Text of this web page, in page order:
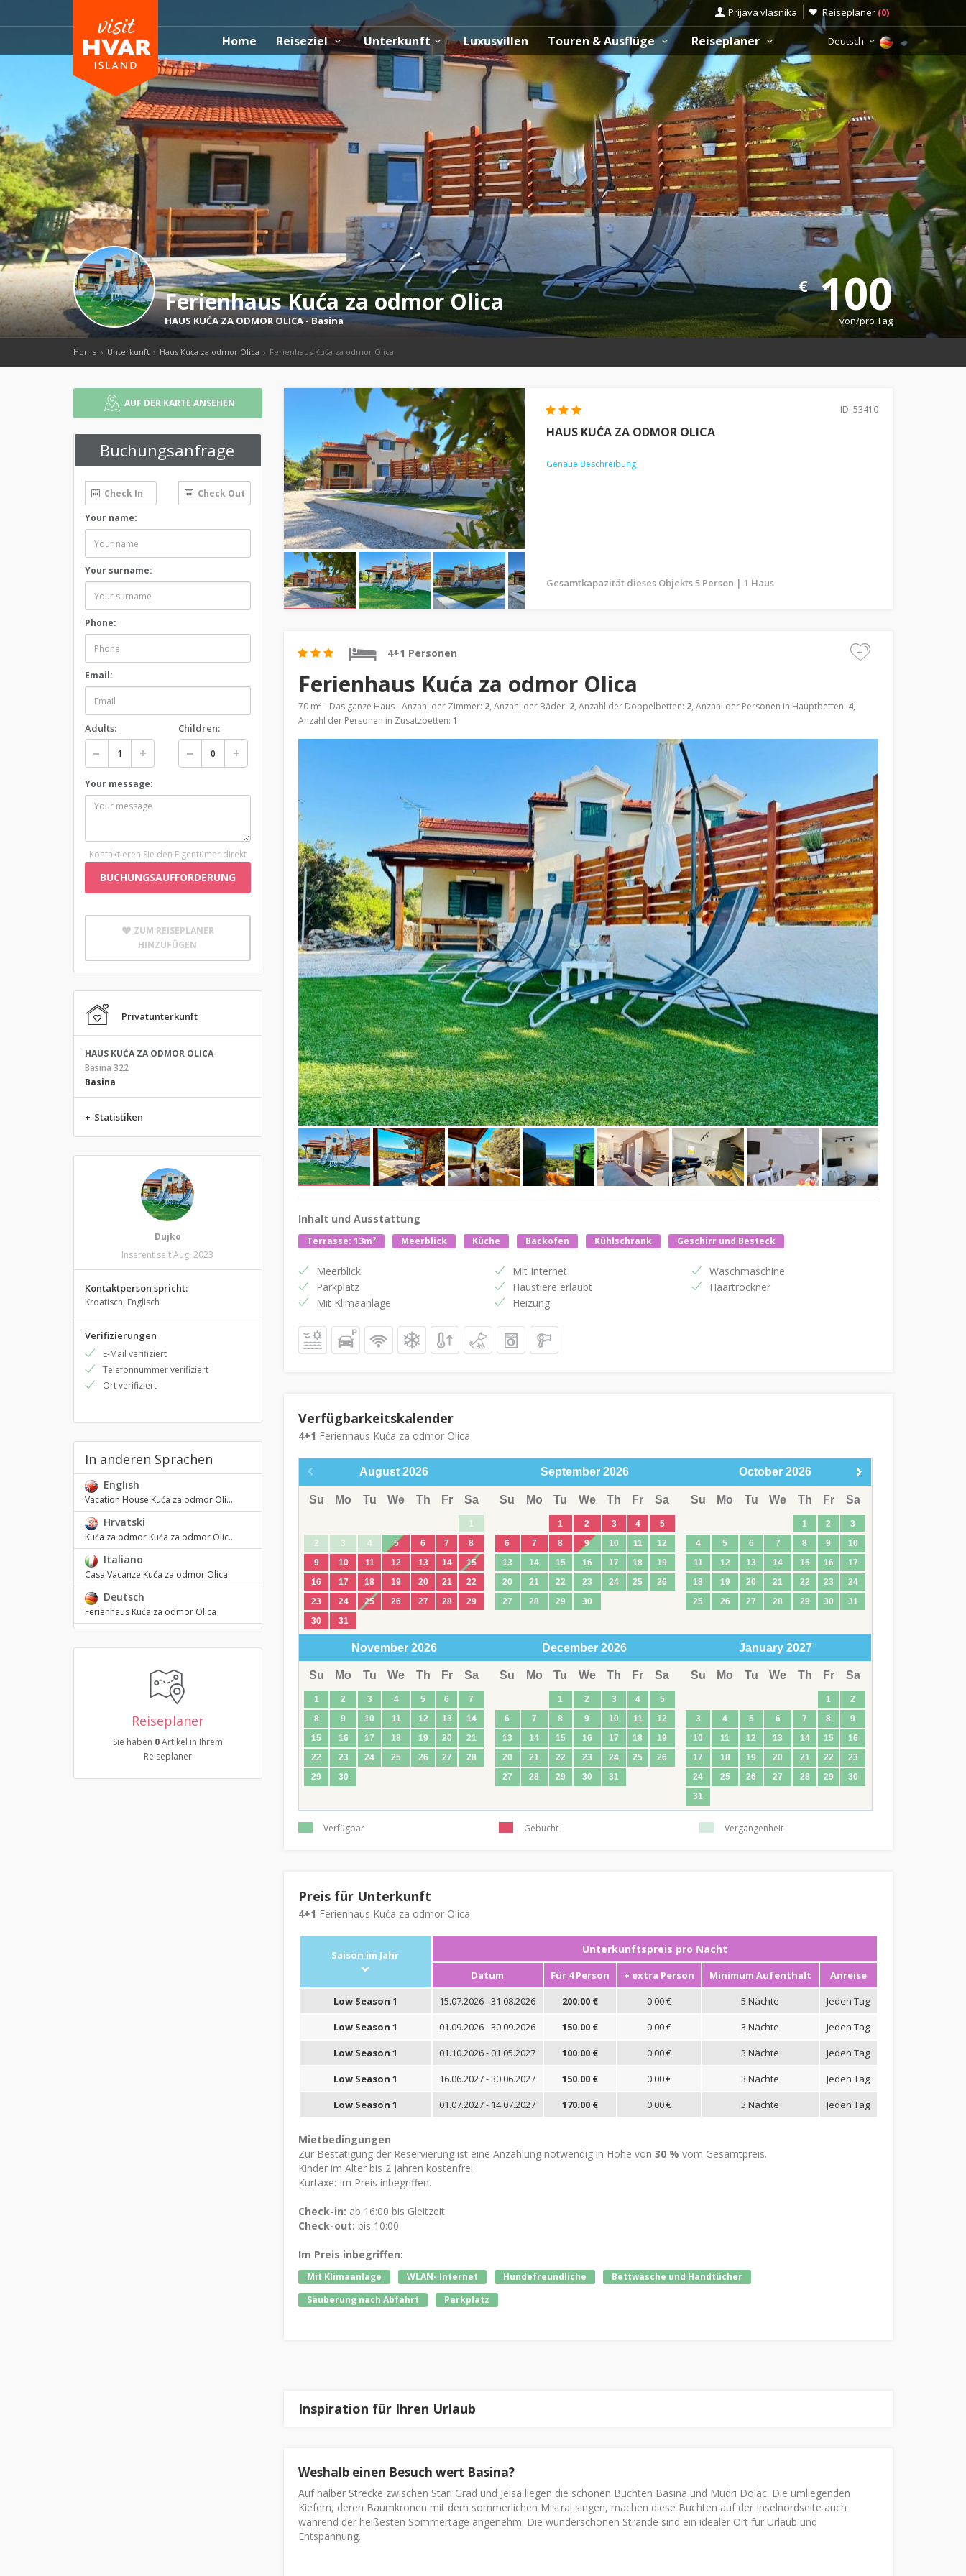
Prijava vlasnika Reiseplaner (0)
Home Reiseziel Unterkunft Luxusvillen Touren & Ausflüge Reiseplaner Deutsch
Ferienhaus Kuća za odmor Olica
HAUS KUĆA ZA ODMOR OLICA-Basina
€100
von/pro Tag
Home Unterkunft Haus Kuća za odmor Olica Ferienhaus Kuća za odmor Olica
AUF DER KARTE ANSEHEN
Buchungsanfrage
Your name:
Your surname:
Phone:
Email:
Adults: Children:
Your message:
Kontaktieren Sie den Eigentümer direkt
BUCHUNGSAUFFORDERUNG
ZUM REISEPLANER
HINZUFÜGEN
Privatunterkunft
HAUS KUĆA ZA ODMOR OLICA
Basina 322
Basina
+ Statistiken
Dujko
Inserent seit Aug, 2023
Kontaktperson spricht:
Kroatisch, Englisch
Verifizierungen
E-Mail verifiziert
Telefonnummer verifiziert
Ort verifiziert
In anderen Sprachen
English
Vacation House Kuća za odmor Oli...
Hrvatski
Kuća za odmor Kuća za odmor Olic...
Italiano
Casa Vacanze Kuća za odmor Olica
Deutsch
Ferienhaus Kuća za odmor Olica
Reiseplaner
Sie haben 0Artikel in Ihrem
Reiseplaner
ID: 53410
HAUS KUĆA ZA ODMOR OLICA
Genaue Beschreibung
Gesamtkapazität dieses Objekts 5 Person | 1 Haus
4+1 Personen +
Ferienhaus Kuća za odmor Olica
70 m2 - Das ganze Haus - Anzahl der Zimmer: 2, Anzahl der Bäder: 2, Anzahl der Doppelbetten: 2, Anzahl der Personen in Hauptbetten: 4,
Anzahl der Personen in Zusatzbetten: 1
Inhalt und Ausstattung
Terrasse: 13m2 Meerblick Küche Backofen Kühlschrank Geschirr und Besteck
Meerblick
Parkplatz
Mit Klimaanlage
Mit Internet
Haustiere erlaubt
Heizung
Waschmaschine
Haartrockner
Verfügbarkeitskalender
4+1 Ferienhaus Kuća za odmor Olica
August 2026
Su Mo Tu We Th Fr Sa
1
2
3 4 5 6 7
8
9
10 11 12 13 14
15
16
17 18 19 20 21
22
23
24 25 26 27 28
29
30
31
September 2026
Su Mo Tu We Th Fr Sa
1 2 3 4
5
6
7 8 9 10 11
12
13
14 15 16 17 18
19
20
21 22 23 24 25
26
27
28 29 30
October 2026
Su Mo Tu We Th Fr Sa
1 2
3
4
5 6 7 8 9
10
11
12 13 14 15 16
17
18
19 20 21 22 23
24
25
26 27 28 29 30 31
November 2026
Su Mo Tu We Th Fr Sa
1 2 3 4 5 6
7
8
9 10 11 12 13
14
15
16 17 18 19 20
21
22
23 24 25 26 27
28
29
30
December 2026
Su Mo Tu We Th Fr Sa
1 2 3 4
5
6
7 8 9 10 11
12
13
14 15 16 17 18
19
20
21 22 23 24 25
26
27
28 29 30 31
January 2027
Su Mo Tu We Th Fr Sa
1
2
3
4 5 6 7 8
9
10
11 12 13 14 15
16
17
18 19 20 21 22
23
24
25 26 27 28 29
30
31
Verfügbar Gebucht Vergangenheit
Preis für Unterkunft
4+1 Ferienhaus Kuća za odmor Olica
Saison im Jahr Unterkunftspreis pro Nacht
Datum Für 4 Person + extra Person Minimum Aufenthalt
Anreise
Low Season 1
15.07.2026 - 31.08.2026 200.00 € 0.00 € 5 Nächte
Jeden Tag
Low Season 1
01.09.2026 - 30.09.2026 150.00 € 0.00 € 3 Nächte
Jeden Tag
Low Season 1
01.10.2026 - 01.05.2027 100.00 € 0.00 € 3 Nächte
Jeden Tag
Low Season 1
16.06.2027 - 30.06.2027 150.00 € 0.00 € 3 Nächte
Jeden Tag
Low Season 1
01.07.2027 - 14.07.2027 170.00 € 0.00 € 3 Nächte Jeden Tag
Mietbedingungen
Zur Bestätigung der Reservierung ist eine Anzahlung notwendig in Höhe von 30 % vom Gesamtpreis.
Kinder im Alter bis 2 Jahren kostenfrei.
Kurtaxe: Im Preis inbegriffen.
Check-in: ab 16:00 bis Gleitzeit
Check-out: bis 10:00
Im Preis inbegriffen:
Mit Klimaanlage WLAN- Internet Hundefreundliche
Bettwäsche und Handtücher
Säuberung nach Abfahrt
Parkplatz
Inspiration für Ihren Urlaub
Weshalb einen Besuch wert Basina?
Auf halber Strecke zwischen Stari Grad und Jelsa liegen die schönen Buchten Basina und Mudri Dolac. Die umliegenden
Kiefern, deren Baumkronen mit dem sommerlichen Mistral singen, machen diese Buchten auf der Inselnordseite auch
während der heißesten Sommertage angenehm. Die wunderschönen Strände sind ein idealer Ort für Urlaub und
Entspannung.